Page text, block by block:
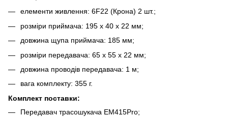
елементи живлення: 6F22 (Крона) 2 шт.;
розміри приймача: 195 х 40 х 22 мм;
довжина щупа приймача: 185 мм;
розміри передавача: 65 x 55 x 22 мм;
довжина проводів передавача: 1 м;
вага комплекту: 355 г.
Комплект поставки:
Передавач трасошукача EM415Pro;